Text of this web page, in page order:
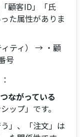
顧客ID」「氏
た属性がありま
ティ） → ・顧
号
：
つながっている
ップ」です。
」、「注文」は